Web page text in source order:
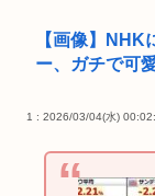
【画像】
ー、ガチで可
1 : 2026/03/04(水)